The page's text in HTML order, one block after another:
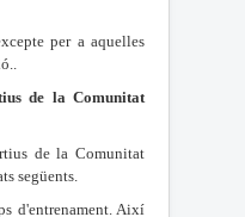
per a aquelles
de la Comunitat
de la Comunitat
següents.
d'entrenament. Així